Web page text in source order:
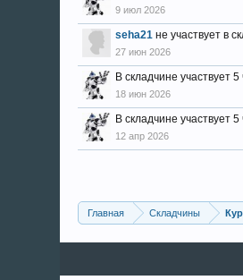
9 июл 2026
seha21 не участвует в
27 июн 2026
В складчине участвует 5
18 июн 2026
В складчине участвует 5
12 апр 2026
Главная Складчины